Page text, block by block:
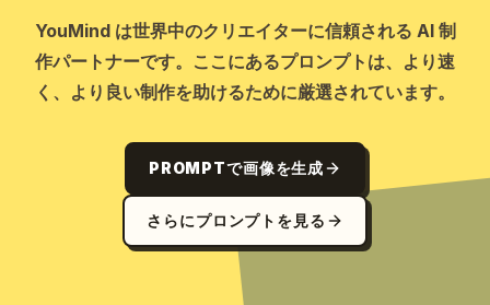
YouMind は世界中のクリエイターに信頼される AI 制
作パートナーです。ここにあるプロンプトは、より速
く、より良い制作を助けるために厳選されています。
PROMPTで画像を生成
さらにプロンプトを見る